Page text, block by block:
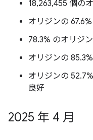
18,263,455 個の
オリジンの
78.3% のオリジ
オリジンの
オリジンの
良好
2025 年 4 月